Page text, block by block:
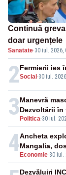
Continuă
doar urgențele
Sanatate·30 iul. 2026,
2Social -30 iul.
Fermierii ies
3 Politica-30 iul.
Manevră
Dezvoltării
4 Economie-30 iul.
Ancheta
Mangalia,
Dezvăluiri